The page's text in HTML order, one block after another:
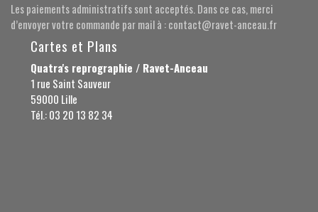
Les paiements administratifs sont acceptés. Dans ce cas, merci
d’envoyer votre commande par mail à : contact@ravet-anceau.fr
Cartes et Plans
Quatra's reprographie / Ravet-Anceau
1 rue Saint Sauveur
59000 Lille
Tél.: 03 20 13 82 34